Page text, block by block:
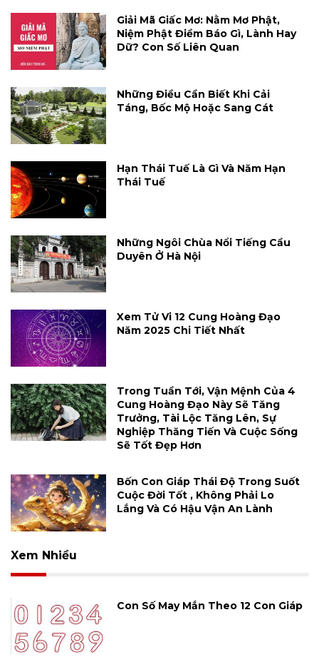
Giải Mã Giấc Mơ: Nằm Mơ Phật,
Niệm Phật Điềm Báo Gì, Lành Hay
Dữ? Con Số Liên Quan
Những Điều Cần Biết Khi Cải
Táng, Bốc Mộ Hoặc Sang Cát
Hạn Thái Tuế Là Gì Và Năm Hạn
Thái Tuế
Những Ngôi Chùa Nổi Tiếng Cầu
Duyên Ở Hà Nội
Xem Tử Vi 12 Cung Hoàng Đạo
Năm 2025 Chi Tiết Nhất
Trong Tuần Tới, Vận Mệnh Của 4
Cung Hoàng Đạo Này Sẽ Tăng
Trưởng, Tài Lộc Tăng Lên, Sự
Nghiệp Thăng Tiến Và Cuộc Sống
Sẽ Tốt Đẹp Hơn
Bốn Con Giáp Thái Độ Trong Suốt
Cuộc Đời Tốt , Không Phải Lo
Lắng Và Có Hậu Vận An Lành
Xem Nhiều
Con Số May Mắn Theo 12 Con Giáp